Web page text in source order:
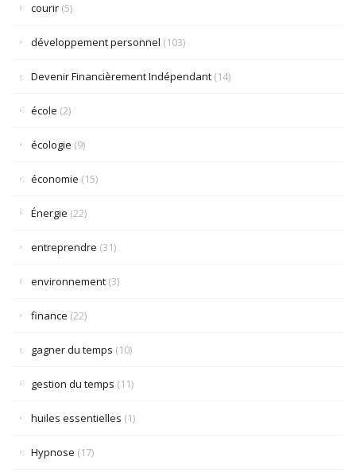
courir (5)
développement personnel (103)
Devenir Financièrement Indépendant (14)
école (2)
écologie (9)
économie (15)
Énergie (22)
entreprendre (31)
environnement (3)
finance (22)
gagner du temps (10)
gestion du temps (11)
huiles essentielles (1)
Hypnose (17)